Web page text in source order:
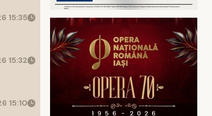
15:35
15:32
15:10